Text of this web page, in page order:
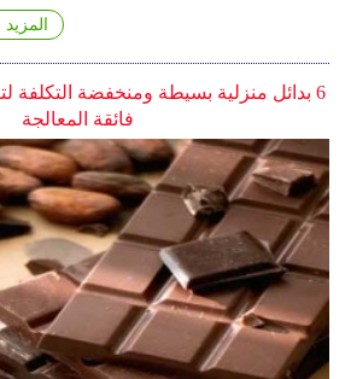
6 بدائل منزلية بسيطة ومنخفضة التكلفة
فائقة المعالجة